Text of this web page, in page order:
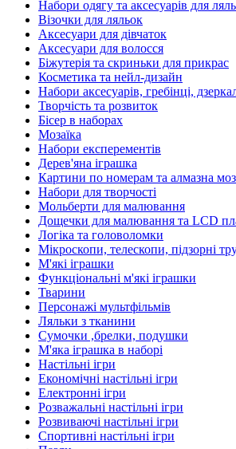
Набори одягу та аксесуарів для
Візочки для ляльок
Аксесуари для дівчаток
Аксесуари для волосся
Біжутерія та скриньки для прикрас
Косметика та нейл-дизайн
Набори аксесуарів, гребінці,
Творчість та розвиток
Бісер в наборах
Мозаїка
Набори експерементів
Дерев'яна іграшка
Картини по номерам та алмазна
Набори для творчості
Мольберти для малювання
Дощечки для малювання та LCD
Логіка та головоломки
Мікроскопи, телескопи, підзорні
М'які іграшки
Функціональні м'які іграшки
Тварини
Персонажі мультфільмів
Ляльки з тканини
Сумочки ,брелки, подушки
М'яка іграшка в наборі
Настільні ігри
Економічні настільні ігри
Електронні ігри
Розважальні настільні ігри
Розвиваючі настільні ігри
Спортивні настільні ігри